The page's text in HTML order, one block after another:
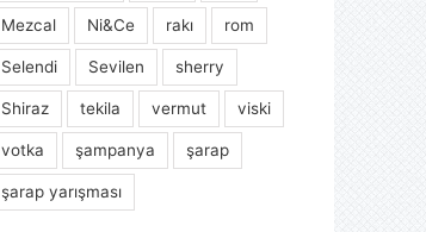
Mezcal Ni&Ce rakı rom
Selendi Sevilen sherry
Shiraz tekila vermut viski
votka şampanya şarap
şarap yarışması